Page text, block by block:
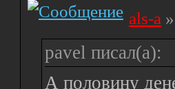
als-a
pavel писал(а):
А половину